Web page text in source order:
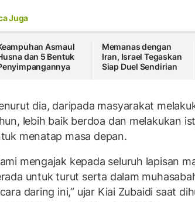
Juga
Asmaul
dan 5 Bentuk
Memanas dengan
Iran, Israel Tegaskan
Siap Duel Sendirian
dia, daripada masyarakat
lebih baik berdoa dan melakukan
menatap masa depan.
mengajak kepada seluruh lapisan
untuk turut serta dalam
daring ini,” ujar Kiai Zubaidi saat